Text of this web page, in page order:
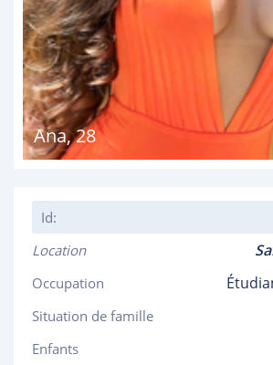
Ana,28
Id:
Location
Occupation
Situation de famille
Enfants